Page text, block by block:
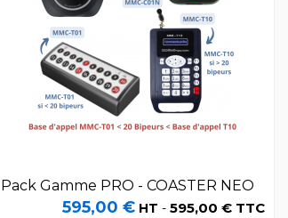
Pack Gamme PRO - COASTER NEO
595,00 € HT - 595,00 € TTC